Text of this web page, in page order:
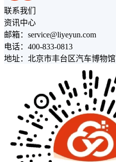
联系我们
资讯中心
邮箱：service@liyeyun.com
电话：400-833-0813
地址：北京市丰台区汽车博物